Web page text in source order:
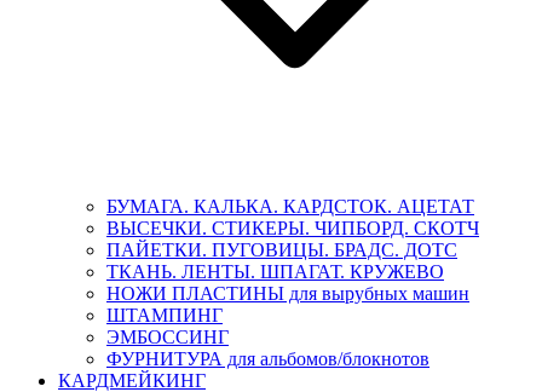
БУМАГА. КАЛЬКА. КАРДСТОК. АЦЕТАТ
ВЫСЕЧКИ. СТИКЕРЫ. ЧИПБОРД. СКОТЧ
ПАЙЕТКИ. ПУГОВИЦЫ. БРАДС. ДОТС
ТКАНЬ. ЛЕНТЫ. ШПАГАТ. КРУЖЕВО
НОЖИ ПЛАСТИНЫ для вырубных машин
ШТАМПИНГ
ЭМБОССИНГ
ФУРНИТУРА для альбомов/блокнотов
КАРДМЕЙКИНГ